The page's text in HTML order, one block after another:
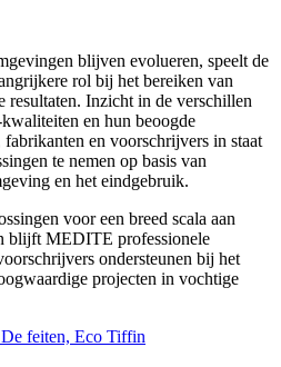
blijven evolueren, speelt de
rol bij het bereiken van
resultaten. Inzicht in de verschillen
en hun beoogde
fabrikanten en voorschrijvers in staat
te nemen op basis van
en het eindgebruik.
voor een breed scala aan
blijft MEDITE professionele
ondersteunen bij het
projecten in vochtige
feiten, Eco Tiffin